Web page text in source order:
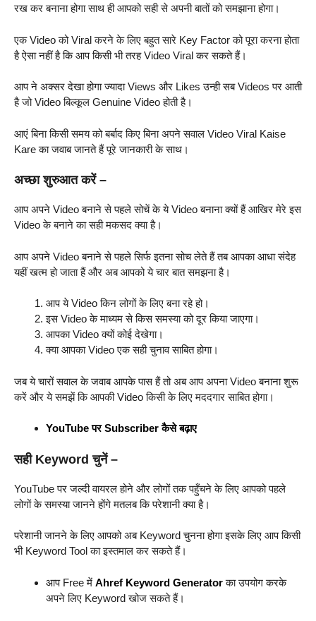
रख कर बनाना होगा साथ ही आपको सही से अपनी बातों को समझाना होगा।
एक Video को Viral करने के लिए बहुत सारे Key Factor को पूरा करना होता
है ऐसा नहीं है कि आप किसी भी तरह Video Viral कर सकते हैं।
आप ने अक्सर देखा होगा ज्यादा Views और Likes उन्ही सब Videos पर आती
है जो Video बिल्कूल Genuine Video होती है।
आएं बिना किसी समय को बर्बाद किए बिना अपने सवाल Video Viral Kaise
Kare का जवाब जानते हैं पूरे जानकारी के साथ।
अच्छा शुरुआत करें –
आप अपने Video बनाने से पहले सोचें के ये Video बनाना क्यों हैं आखिर मेरे इस
Video के बनाने का सही मकसद क्या है।
आप अपने Video बनाने से पहले सिर्फ इतना सोच लेते हैं तब आपका आधा संदेह
यहीं खत्म हो जाता हैं और अब आपको ये चार बात समझना है।
आप ये Video किन लोगों के लिए बना रहे हो।
इस Video के माध्यम से किस समस्या को दूर किया जाएगा।
आपका Video क्यों कोई देखेगा।
क्या आपका Video एक सही चुनाव साबित होगा।
जब ये चारों सवाल के जवाब आपके पास हैं तो अब आप अपना Video बनाना शुरू
करें और ये समझें कि आपकी Video किसी के लिए मददगार साबित होगा।
YouTube पर Subscriber कैसे बढ़ाए
सही Keyword चुनें –
YouTube पर जल्दी वायरल होने और लोगों तक पहुँचने के लिए आपको पहले
लोगों के समस्या जानने होंगे मतलब कि परेशानी क्या है।
परेशानी जानने के लिए आपको अब Keyword चुनना होगा इसके लिए आप किसी
भी Keyword Tool का इस्तमाल कर सकते हैं।
आप Free में Ahref Keyword Generatorका उपयोग करके
अपने लिए Keyword खोज सकते हैं।